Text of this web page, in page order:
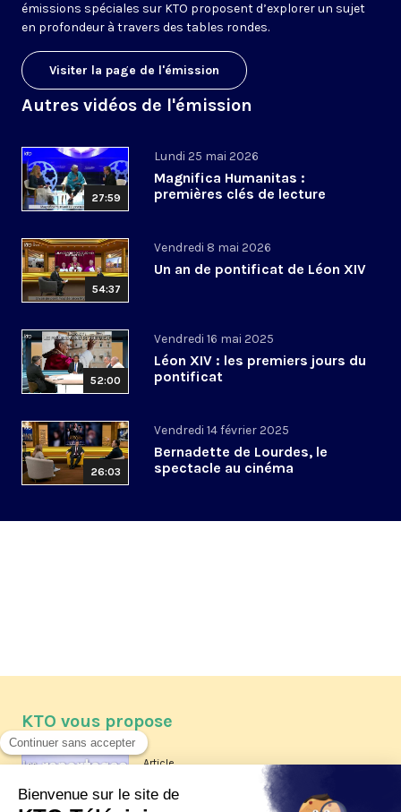
émissions spéciales sur KTO proposent d’explorer un sujet
en profondeur à travers des tables rondes.
Visiter la page de l'émission
Autres vidéos de l'émission
27:59
Lundi 25 mai 2026
Magnifica Humanitas :
premières clés de lecture
54:37
Vendredi 8 mai 2026
Un an de pontificat de Léon XIV
52:00
Vendredi 16 mai 2025
Léon XIV : les premiers jours du
pontificat
26:03
Vendredi 14 février 2025
Bernadette de Lourdes, le
spectacle au cinéma
KTO vous propose
Article
Les reportages d'été 2026 de KTO